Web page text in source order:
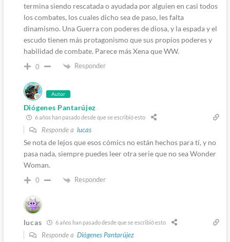
termina siendo rescatada o ayudada por alguien en casi todos
los combates, los cuales dicho sea de paso, les falta
dinamismo. Una Guerra con poderes de diosa, y la espada y el
escudo tienen más protagonismo que sus propios poderes y
habilidad de combate. Parece más Xena que WW.
0 Responder
Autor
Diógenes Pantarújez
6 años han pasado desde que se escribió esto
Responde a lucas
Se nota de lejos que esos cómics no están hechos para tí, y no
pasa nada, siempre puedes leer otra serie que no sea Wonder
Woman.
0 Responder
lucas 6 años han pasado desde que se escribió esto
Responde a Diógenes Pantarújez